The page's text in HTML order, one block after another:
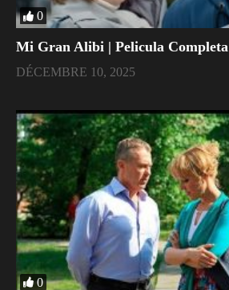
0
Mi Gran Alibi | Pelicula Completa
DÉCEMBRE 10, 2025
0